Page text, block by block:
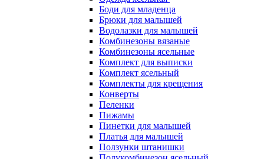
Боди для младенца
Брюки для малышей
Водолазки для малышей
Комбинезоны вязаные
Комбинезоны ясельные
Комплект для выписки
Комплект ясельный
Комплекты для крещения
Конверты
Пеленки
Пижамы
Пинетки для малышей
Платья для малышей
Ползунки штанишки